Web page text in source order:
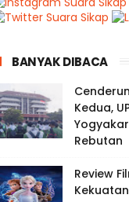
BANYAK DIBACA
Kedua,
Rebutan
Review